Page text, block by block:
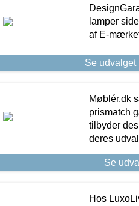
lamper
af E-
Se udvalget
Møblér.dk
prismatch
tilbyder
deres
Se
Hos